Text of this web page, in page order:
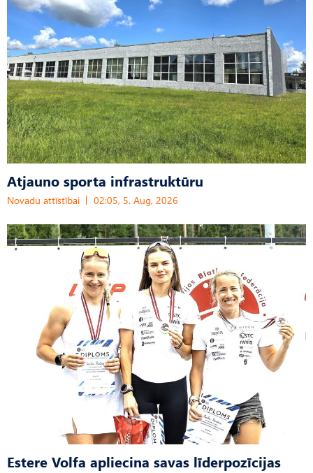
Atjauno sporta infrastruktūru
Novadu attīstībai 02:05, 5. Aug, 2026
Estere Volfa apliecina savas līderpozīcijas